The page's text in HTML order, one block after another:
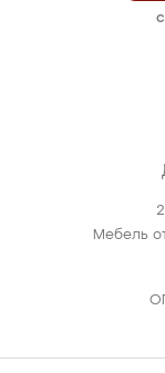
Мебель